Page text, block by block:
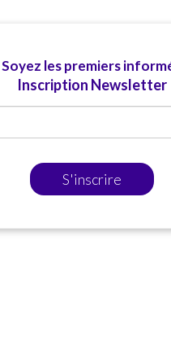
Soyez les premiers
Inscription Newsletter
S'inscrire